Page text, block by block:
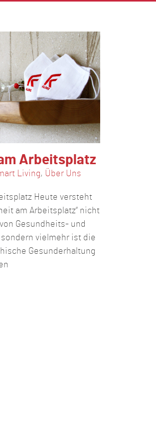
Arbeitsplatz
Living, Über Uns
Heute versteht
am Arbeitsplatz“ nicht
Gesundheits- und
vielmehr ist die
Gesunderhaltung